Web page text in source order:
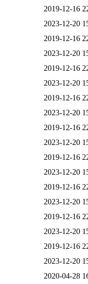
2019-12-16
2023-12-20
2019-12-16
2023-12-20
2019-12-16
2023-12-20
2019-12-16
2023-12-20
2019-12-16
2023-12-20
2019-12-16
2023-12-20
2019-12-16
2023-12-20
2019-12-16
2023-12-20
2019-12-16
2023-12-20
2020-04-28